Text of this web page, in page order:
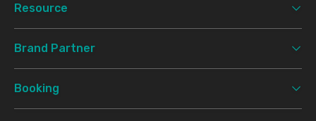
Resource
Brand Partner
Booking